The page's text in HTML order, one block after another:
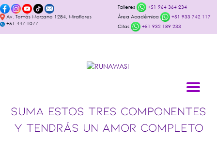
Av. Tomás Marzano 1284, Miraflores
+51 447-1077
Talleres
+51 964 364 234
Área Académica
+51 933 742 117
Citas
+51 932 189 233
SUMA ESTOS TRES COMPONENTES
Y TENDRÁS UN AMOR COMPLETO